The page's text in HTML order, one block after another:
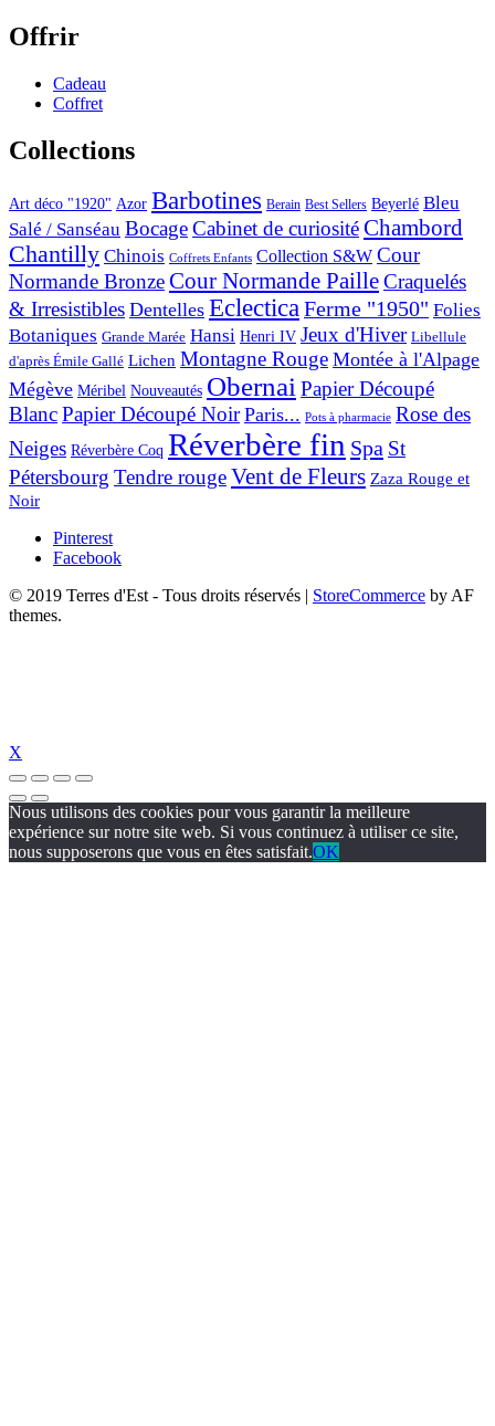
Offrir
Cadeau
Coffret
Collections
Art déco "1920" Azor Barbotines Berain Best Sellers Beyerlé Bleu
Salé / Sanséau BocageCabinet de curiositéChambord
Chantilly Chinois Coffrets Enfants Collection S&W Cour
Normande BronzeCour Normande PailleCraquelés
& Irresistibles Dentelles EclecticaFerme "1950" Folies
Botaniques Grande Marée Hansi Henri IV Jeux d'Hiver Libellule
d'après Émile Gallé Lichen Montagne Rouge Montée à l'Alpage
Mégève Méribel Nouveautés ObernaiPapier Découpé
BlancPapier Découpé Noir Paris... Pots à pharmacie Rose des
Neiges Réverbère Coq Réverbère fin Spa St
Pétersbourg Tendre rougeVent de Fleurs Zaza Rouge et
Noir
Pinterest
Facebook
© 2019 Terres d'Est - Tous droits réservés
StoreCommerce by AF
themes.
X
Nous utilisons des cookies pour vous garantir la meilleure
expérience sur notre site web. Si vous continuez à utiliser ce site,
nous supposerons que vous en êtes satisfait.OK